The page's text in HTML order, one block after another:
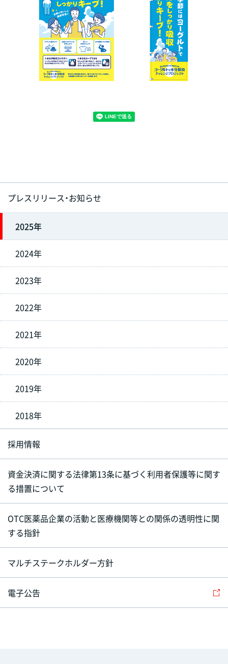
プレスリリース・お知らせ
2025年
2024年
2023年
2022年
2021年
2020年
2019年
2018年
採用情報
資金決済に関する法律第13条に基づく利用者保護等に関す
る措置について
OTC医薬品企業の活動と医療機関等との関係の透明性に関
する指針
マルチステークホルダー方針
電子公告